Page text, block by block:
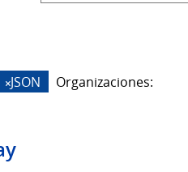
JSON
Organizaciones: